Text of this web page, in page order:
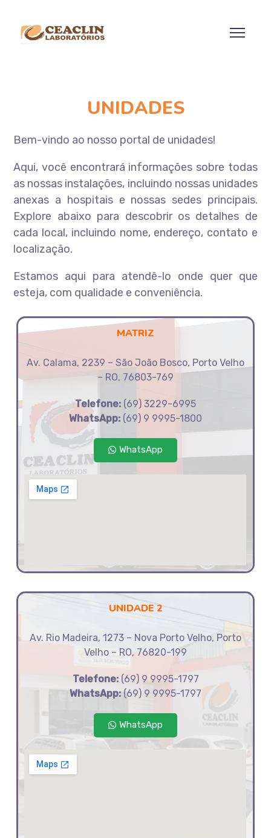
UNIDADES
Bem-vindo ao nosso portal de unidades!
Aqui, você encontrará informações sobre todas
as nossas instalações, incluindo nossas unidades
anexas a hospitais e nossas sedes principais.
Explore abaixo para descobrir os detalhes de
cada local, incluindo nome, endereço, contato e
localização.
Estamos aqui para atendê-lo onde quer que
esteja, com qualidade e conveniência.
MATRIZ
Av. Calama, 2239 – São João Bosco, Porto Velho
– RO, 76803-769
Telefone: (69) 3229-6995
WhatsApp: (69) 9 9995-1800
WhatsApp
UNIDADE 2
Av. Rio Madeira, 1273 – Nova Porto Velho, Porto
Velho – RO, 76820-199
Telefone:(69) 9 9995-1797
WhatsApp:(69) 9 9995-1797
WhatsApp